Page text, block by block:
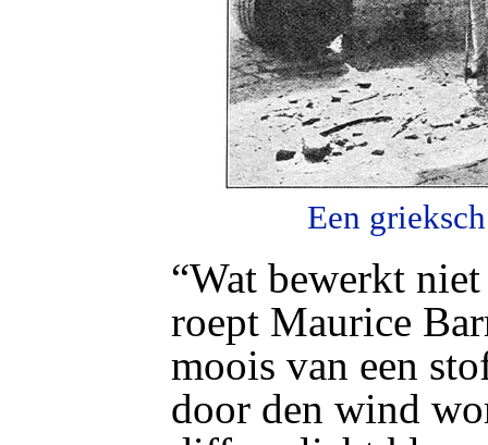
Een
“Wat bewerkt
roept Maurice
moois van een
door den wind